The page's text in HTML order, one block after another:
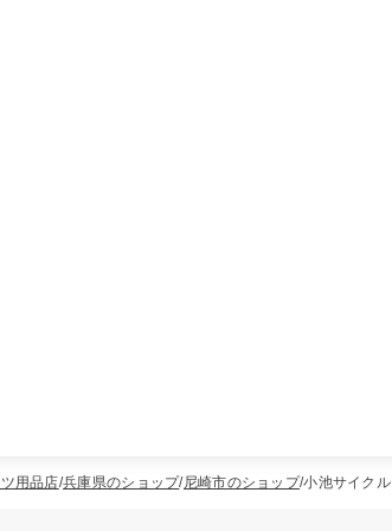
用品店 兵庫県のショップ 尼崎市のショップ 小池サイクル